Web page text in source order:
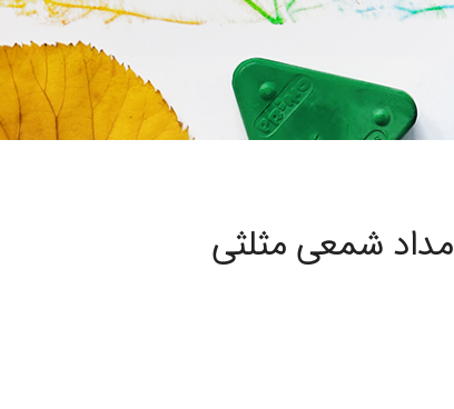
مداد شمعی مثلثی